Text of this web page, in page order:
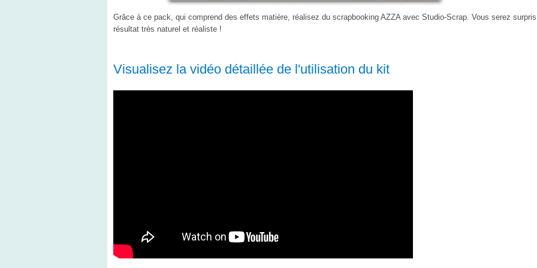
Grâce à ce pack, qui comprend des effets matière, réalisez du scrapbooking AZZA avec Studio-Scrap. Vous serez
résultat très naturel et réaliste !
Visualisez la vidéo détaillée de l'utilisation du kit